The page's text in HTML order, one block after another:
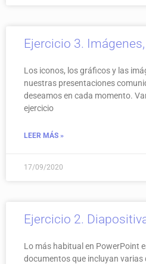
Ejercicio 3.
Los iconos, los gráficos y las
nuestras presentaciones
deseamos en cada momento.
ejercicio
LEER MÁS »
17/09/2020
Ejercicio 2.
Lo más habitual en PowerPoint
documentos que incluyan varias